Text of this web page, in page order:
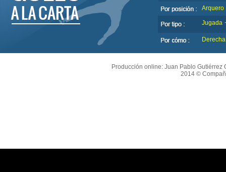
Arquero
Jugada
Derecha
Producción online: Juan Pablo Gutiérrez
2014 ©